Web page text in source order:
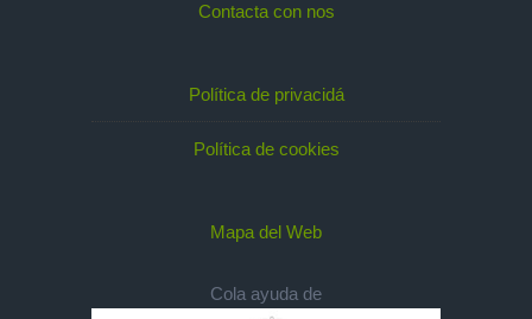
Contacta con nos
Política de privacidá
Política de cookies
Mapa del Web
Cola ayuda de